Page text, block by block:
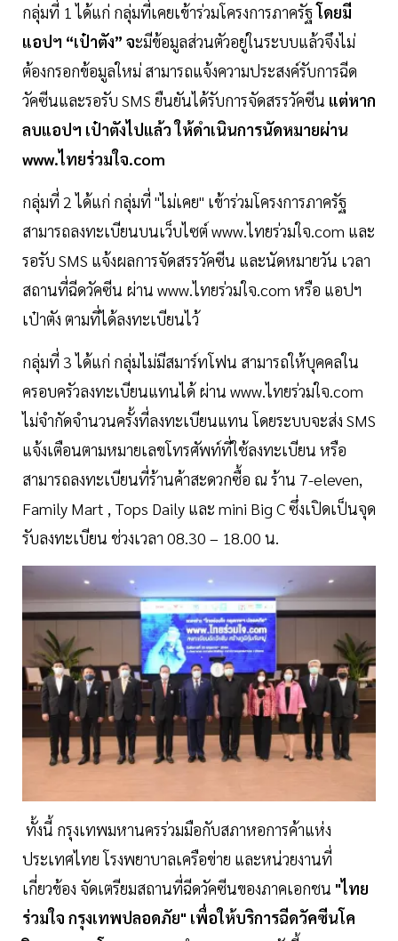
กลุ่มที่ 1 ได้แก่ กลุ่มที่เคยเข้าร่วมโครงการภาครัฐโดยมี
แอปฯ “เป๋าตัง” จะมีข้อมูลส่วนตัวอยู่ในระบบแล้วจึงไม่
ต้องกรอกข้อมูลใหม่ สามารถแจ้งความประสงค์รับการฉีด
วัคซีนและรอรับ SMS ยืนยันได้รับการจัดสรรวัคซีน แต่หาก
ลบแอปฯ เป๋าตังไปแล้ว ให้ดำเนินการนัดหมายผ่าน
www.ไทยร่วมใจ.com
กลุ่มที่ 2 ได้แก่ กลุ่มที่ "ไม่เคย" เข้าร่วมโครงการภาครัฐ
สามารถลงทะเบียนบนเว็บไซต์ www.ไทยร่วมใจ.com และ
รอรับ SMS แจ้งผลการจัดสรรวัคซีน และนัดหมายวัน เวลา
สถานที่ฉีดวัคซีน ผ่าน www.ไทยร่วมใจ.com หรือ แอปฯ
เป๋าตัง ตามที่ได้ลงทะเบียนไว้
กลุ่มที่ 3 ได้แก่ กลุ่มไม่มีสมาร์ทโฟน สามารถให้บุคคลใน
ครอบครัวลงทะเบียนแทนได้ ผ่าน www.ไทยร่วมใจ.com
ไม่จำกัดจำนวนครั้งที่ลงทะเบียนแทน โดยระบบจะส่ง SMS
แจ้งเตือนตามหมายเลขโทรศัพท์ที่ใช้ลงทะเบียน หรือ
สามารถลงทะเบียนที่ร้านค้าสะดวกซื้อ ณ ร้าน 7-eleven,
Family Mart , Tops Daily และ mini Big C ซึ่งเปิดเป็นจุด
รับลงทะเบียน ช่วงเวลา 08.30 – 18.00 น.
ทั้งนี้ กรุงเทพมหานครร่วมมือกับสภาหอการค้าแห่ง
ประเทศไทย โรงพยาบาลเครือข่าย และหน่วยงานที่
เกี่ยวข้อง จัดเตรียมสถานที่ฉีดวัคซีนของภาคเอกชน "ไทย
ร่วมใจ กรุงเทพปลอดภัย" เพื่อให้บริการฉีดวัคซีนโค